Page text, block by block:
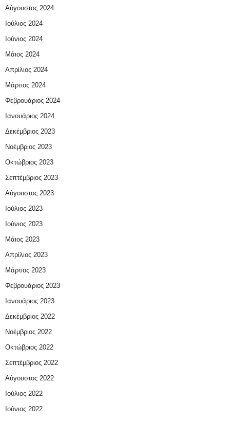
Αύγουστος 2024
Ιούλιος 2024
Ιούνιος 2024
Μάιος 2024
Απρίλιος 2024
Μάρτιος 2024
Φεβρουάριος 2024
Ιανουάριος 2024
Δεκέμβριος 2023
Νοέμβριος 2023
Οκτώβριος 2023
Σεπτέμβριος 2023
Αύγουστος 2023
Ιούλιος 2023
Ιούνιος 2023
Μάιος 2023
Απρίλιος 2023
Μάρτιος 2023
Φεβρουάριος 2023
Ιανουάριος 2023
Δεκέμβριος 2022
Νοέμβριος 2022
Οκτώβριος 2022
Σεπτέμβριος 2022
Αύγουστος 2022
Ιούλιος 2022
Ιούνιος 2022